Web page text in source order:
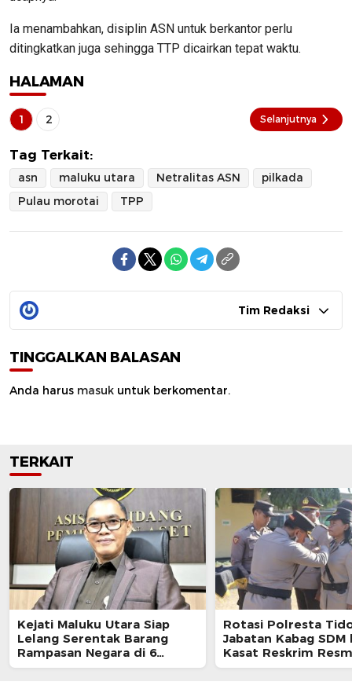
Ia menambahkan, disiplin ASN untuk berkantor perlu
ditingkatkan juga sehingga TTP dicairkan tepat waktu.
HALAMAN
1 2 Selanjutnya
Tag Terkait:
asn maluku utara Netralitas ASN
pilkada
Pulau morotai
TPP
Tim Redaksi
TINGGALKAN BALASAN
Anda harus masuk untuk berkomentar.
TERKAIT
Kejati Maluku Utara Siap
Lelang Serentak Barang
Rampasan Negara di 6
Kabupaten
Rotasi Polresta
Jabatan Kabag SDM
Kasat Reskrim
Berganti